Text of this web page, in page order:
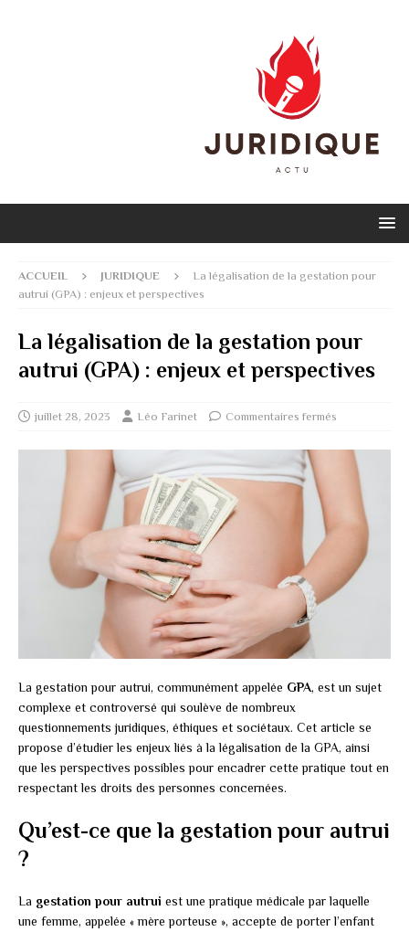
ACCUEIL JURIDIQUE
La légalisation de la gestation pour
autrui (GPA) : enjeux et perspectives
La légalisation de la gestation pour
autrui (GPA) : enjeux et perspectives
juillet 28, 2023 Léo Farinet Commentaires fermés
La gestation pour autrui, communément appelée GPA, est un sujet
complexe et controversé qui soulève de nombreux
questionnements juridiques, éthiques et sociétaux. Cet article se
propose d’étudier les enjeux liés à la légalisation de la GPA, ainsi
que les perspectives possibles pour encadrer cette pratique tout en
respectant les droits des personnes concernées.
Qu’est-ce que la gestation pour autrui
?
La gestation pour autrui est une pratique médicale par laquelle
une femme, appelée « mère porteuse », accepte de porter l’enfant